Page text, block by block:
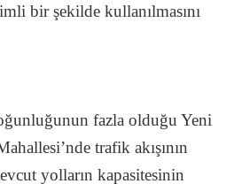
bir şekilde kullanılmasını
fazla olduğu Yeni
trafik akışının
yolların kapasitesinin